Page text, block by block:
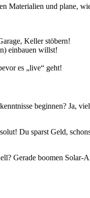
Materialien und plane,
Keller stöbern!
einbauen willst!
es „live“ geht!
beginnen? Ja,
Du sparst Geld,
Gerade boomen